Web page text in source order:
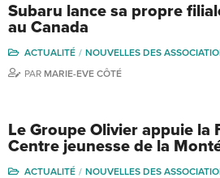
Subaru lance sa propre
au Canada
ACTUALITÉ
NOUVELLES DES
PAR MARIE-EVE CÔTÉ
Le Groupe Olivier appuie la
Centre jeunesse de la
ACTUALITÉ
NOUVELLES DES